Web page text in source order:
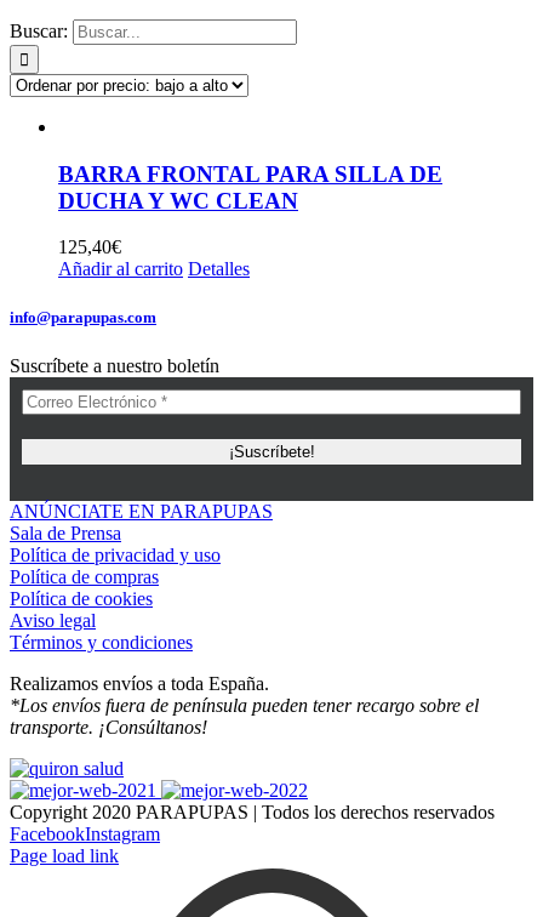
Buscar:
BARRA FRONTAL PARA SILLA DE
DUCHA Y WC CLEAN
125,40€
Añadir al carrito Detalles
info@parapupas.com
Suscríbete a nuestro boletín
ANÚNCIATE EN PARAPUPAS
Sala de Prensa
Política de privacidad y uso
Política de compras
Política de cookies
Aviso legal
Términos y condiciones
Realizamos envíos a toda España.
*Los envíos fuera de península pueden tener recargo sobre el
transporte. ¡Consúltanos!
Copyright 2020 PARAPUPAS | Todos los derechos reservados
FacebookInstagram
Page load link